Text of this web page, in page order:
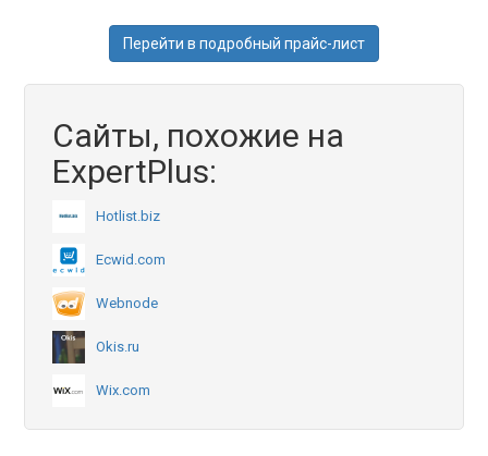
Перейти в подробный прайс-лист
Сайты, похожие на
ExpertPlus:
Hotlist.biz
Ecwid.com
Webnode
Okis.ru
Wix.com